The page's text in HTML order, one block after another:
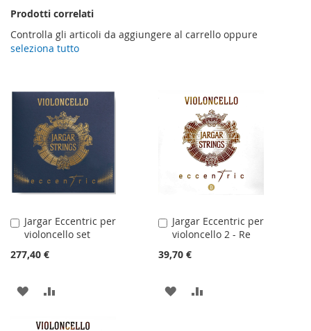
Prodotti correlati
Controlla gli articoli da aggiungere al carrello oppure
seleziona tutto
Jargar Eccentric per
violoncello set
277,40 €
Aggiungi
al
AGGIUNGI
Jargar Eccentric per
violoncello 2 - Re
39,70 €
Aggiungi
al
AGGIUNGI